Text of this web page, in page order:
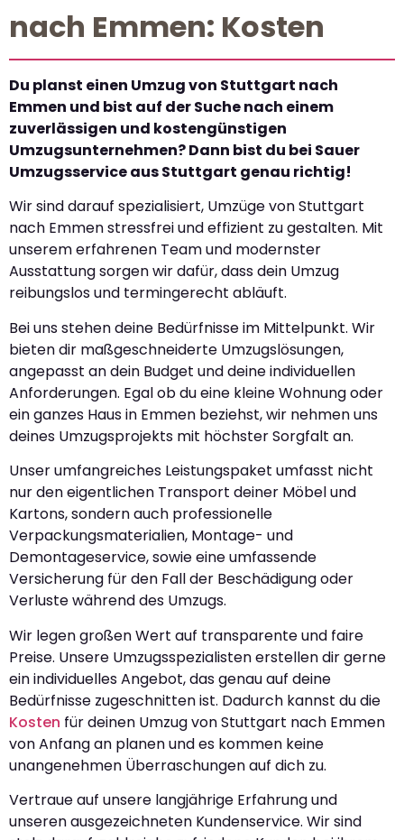
nach Emmen: Kosten
Du planst einen Umzug von Stuttgart nach
Emmen und bist auf der Suche nach einem
zuverlässigen und kostengünstigen
Umzugsunternehmen? Dann bist du bei Sauer
Umzugsservice aus Stuttgart genau richtig!
Wir sind darauf spezialisiert, Umzüge von Stuttgart
nach Emmen stressfrei und effizient zu gestalten. Mit
unserem erfahrenen Team und modernster
Ausstattung sorgen wir dafür, dass dein Umzug
reibungslos und termingerecht abläuft.
Bei uns stehen deine Bedürfnisse im Mittelpunkt. Wir
bieten dir maßgeschneiderte Umzugslösungen,
angepasst an dein Budget und deine individuellen
Anforderungen. Egal ob du eine kleine Wohnung oder
ein ganzes Haus in Emmen beziehst, wir nehmen uns
deines Umzugsprojekts mit höchster Sorgfalt an.
Unser umfangreiches Leistungspaket umfasst nicht
nur den eigentlichen Transport deiner Möbel und
Kartons, sondern auch professionelle
Verpackungsmaterialien, Montage- und
Demontageservice, sowie eine umfassende
Versicherung für den Fall der Beschädigung oder
Verluste während des Umzugs.
Wir legen großen Wert auf transparente und faire
Preise. Unsere Umzugsspezialisten erstellen dir gerne
ein individuelles Angebot, das genau auf deine
Bedürfnisse zugeschnitten ist. Dadurch kannst du die
Kosten für deinen Umzug von Stuttgart nach Emmen
von Anfang an planen und es kommen keine
unangenehmen Überraschungen auf dich zu.
Vertraue auf unsere langjährige Erfahrung und
unseren ausgezeichneten Kundenservice. Wir sind